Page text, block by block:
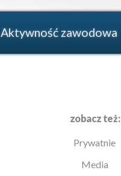
Aktywność zawodowa
zobacz też:
Prywatnie
Media